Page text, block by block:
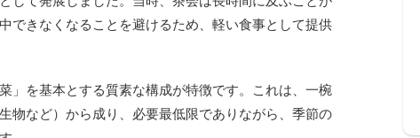
できなくなることを避けるため、軽い食事として提供
」を基本とする質素な構成が特徴です。これは、一椀
物など）から成り、必要最低限でありながら、季節の